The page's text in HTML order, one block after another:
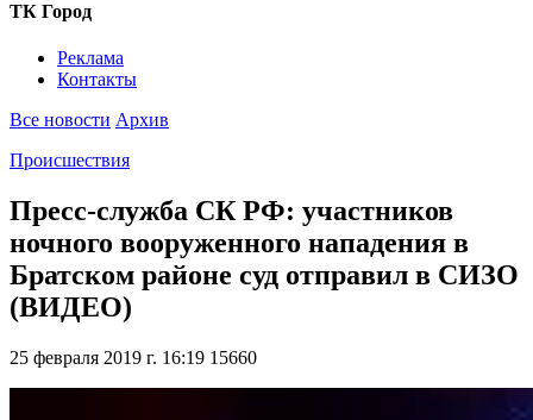
ТК Город
Реклама
Контакты
Все новости Архив
Происшествия
Пресс-служба СК РФ: участников
ночного вооруженного нападения в
Братском районе суд отправил в СИЗО
(ВИДЕО)
25 февраля 2019 г. 16:19 15660